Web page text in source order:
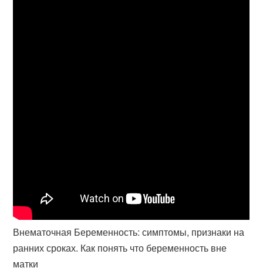
Внематочная Беременность: симптомы, признаки на
ранних сроках. Как понять что беременность вне
матки